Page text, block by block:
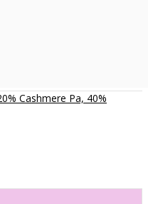
Cashmere Pa, 40%